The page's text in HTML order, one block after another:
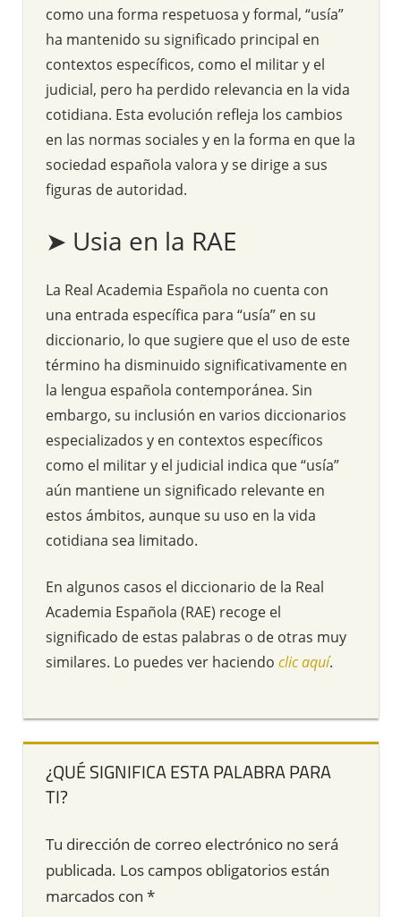
como una forma respetuosa y formal, “usía”
ha mantenido su significado principal en
contextos específicos, como el militar y el
judicial, pero ha perdido relevancia en la vida
cotidiana. Esta evolución refleja los cambios
en las normas sociales y en la forma en que la
sociedad española valora y se dirige a sus
figuras de autoridad.
➤ Usia en la RAE
La Real Academia Española no cuenta con
una entrada específica para “usía” en su
diccionario, lo que sugiere que el uso de este
término ha disminuido significativamente en
la lengua española contemporánea. Sin
embargo, su inclusión en varios diccionarios
especializados y en contextos específicos
como el militar y el judicial indica que “usía”
aún mantiene un significado relevante en
estos ámbitos, aunque su uso en la vida
cotidiana sea limitado.
En algunos casos el diccionario de la Real
Academia Española (RAE) recoge el
significado de estas palabras o de otras muy
similares. Lo puedes ver haciendo clic aquí.
¿QUÉ SIGNIFICA ESTA PALABRA PARA
TI?
Tu dirección de correo electrónico no será
publicada. Los campos obligatorios están
marcados con *